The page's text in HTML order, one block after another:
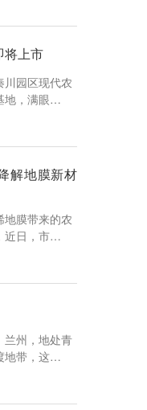
将上市
川园区现代农
地，满眼…
解地膜新材
地膜带来的农
近日，市…
兰州，地处青
地带，这…